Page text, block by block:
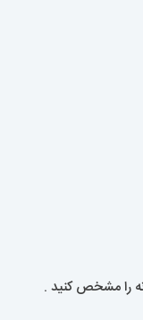
را مشخص کنید .